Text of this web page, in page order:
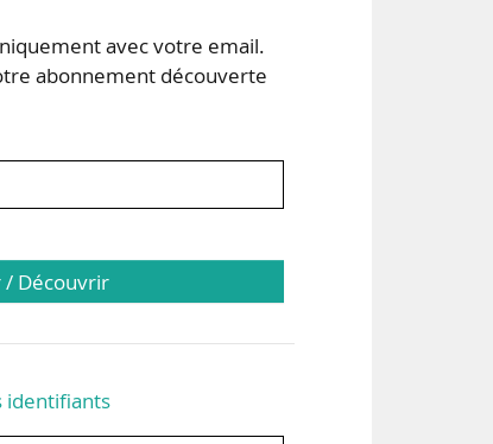
avec votre email.
abonnement découverte
Découvrir
identifiants